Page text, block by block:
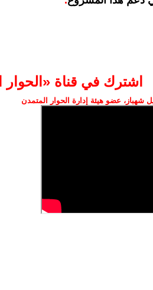
اشترك في قناة ‫«الحوار
شهباز، عضو هيئة إدارة الحوار المتمدن